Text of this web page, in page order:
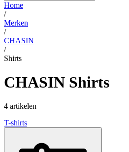
Home
/
Merken
/
CHASIN
/
Shirts
CHASIN Shirts
4 artikelen
T-shirts